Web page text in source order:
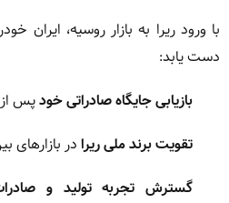
با ورود ریرا به بازار روسیه،
دست یابد:
بازیابی جایگاه صادراتی خودپس
تقویت برند ملی ریرا در بازارهای
گسترش تجربه تولید و